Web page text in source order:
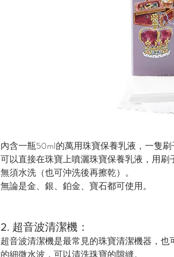
內含一瓶50ml的萬用珠寶保養乳液，一隻
可以直接在珠寶上噴灑珠寶保養乳液，用刷
無須水洗（也可沖洗後再擦乾）。
無論是金、銀、鉑金、寶石都可使用。
2. 超音波清潔機：
超音波清潔機是最常見的珠寶清潔機器，